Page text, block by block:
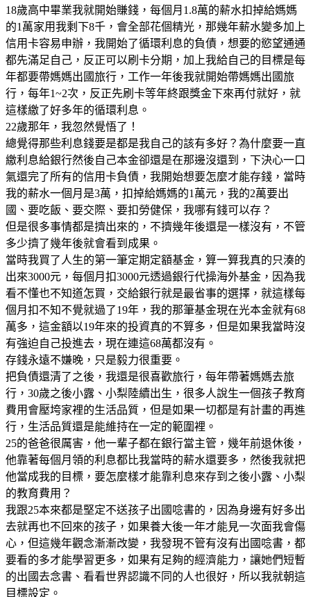
18歲高中畢業我就開始賺錢，每個月1.8萬的薪水扣掉給媽媽
的1萬家用我剩下8千，會全部花個精光，那幾年薪水變多加上
信用卡容易申辦，我開始了循環利息的負債，想要的慾望通通
都先滿足自己，反正可以刷卡分期，加上我給自己的目標是每
年都要帶媽媽出國旅行，工作一年後我就開始帶媽媽出國旅
行，每年1~2次，反正先刷卡等年終跟獎金下來再付就好，就
這樣繳了好多年的循環利息。
22歲那年，我忽然覺悟了！
總覺得那些利息錢要是都是我自己的該有多好？為什麼要一直
繳利息給銀行然後自己本金卻還是在那邊沒還到，下決心一口
氣還完了所有的信用卡負債，我開始想要怎麼才能存錢，當時
我的薪水一個月是3萬，扣掉給媽媽的1萬元，我的2萬要出
國、要吃飯、要交際、要扣勞健保，我哪有錢可以存？
但是很多事情都是擠出來的，不擠幾年後還是一樣沒有，不管
多少擠了幾年後就會看到成果。
當時我買了人生的第一筆定期定額基金，算一算我真的只湊的
出來3000元，每個月扣3000元透過銀行代操海外基金，因為我
看不懂也不知道怎買，交給銀行就是最省事的選擇，就這樣每
個月扣不知不覺就過了19年，我的那筆基金現在光本金就有68
萬多，這金額以19年來的投資真的不算多，但是如果我當時沒
有強迫自己投進去，現在連這68萬都沒有。
存錢永遠不嫌晚，只是毅力很重要。
把負債還清了之後，我還是很喜歡旅行，每年帶著媽媽去旅
行，30歲之後小露、小梨陸續出生，很多人說生一個孩子教育
費用會壓垮家裡的生活品質，但是如果一切都是有計畫的再進
行，生活品質還是能維持在一定的範圍裡。
25的爸爸很厲害，他一輩子都在銀行當主管，幾年前退休後，
他靠著每個月領的利息都比我當時的薪水還要多，然後我就把
他當成我的目標，要怎麼樣才能靠利息來存到之後小露、小梨
的教育費用？
我跟25本來都是堅定不送孩子出國唸書的，因為身邊有好多出
去就再也不回來的孩子，如果養大後一年才能見一次面我會傷
心，但這幾年觀念漸漸改變，我發現不管有沒有出國唸書，都
要看的多才能學習更多，如果有足夠的經濟能力，讓她們短暫
的出國去念書、看看世界認識不同的人也很好，所以我就朝這
目標設定。